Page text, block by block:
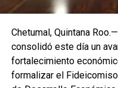
se impulsarán acciones
profesional en salud
la construcción de 100
El subsecretario
Chetumal, Quintana
consolidó este día un
fortalecimiento
formalizar el